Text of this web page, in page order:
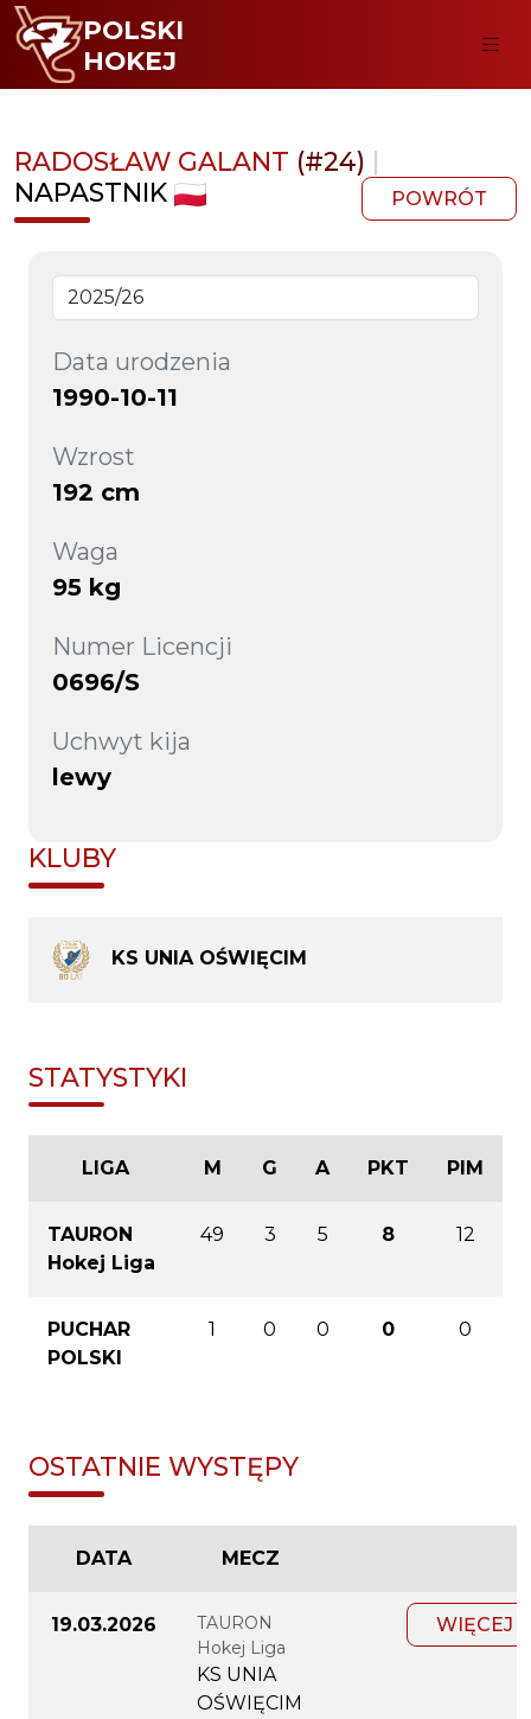
POLSKI
HOKEJ
RADOSŁAW GALANT (#24) |
NAPASTNIK
POWRÓT
Data urodzenia
1990-10-11
Wzrost
192 cm
Waga
95 kg
Numer Licencji
0696/S
Uchwyt kija
lewy
KLUBY
KS UNIA OŚWIĘCIM
STATYSTYKI
LIGA M G A PKT PIM
TAURON
Hokej Liga
49 3 5 8 12
PUCHAR
POLSKI
1 0 0 0 0
OSTATNIE WYSTĘPY
DATA MECZ
19.03.2026
TAURON
Hokej Liga
KS UNIA
OŚWIĘCIM
WIĘCEJ